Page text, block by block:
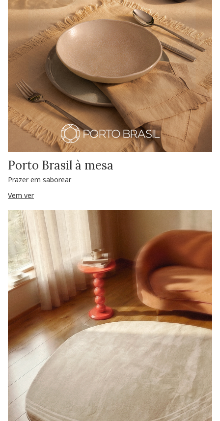
Porto Brasil à mesa
Prazer em saborear
Vem ver